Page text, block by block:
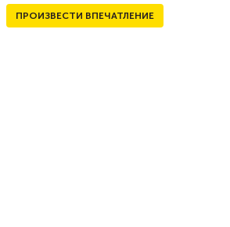
ПРОИЗВЕСТИ ВПЕЧАТЛЕНИЕ